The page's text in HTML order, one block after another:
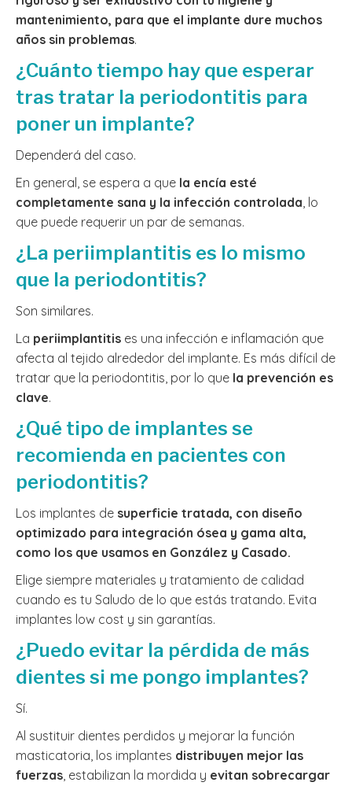
mantenimiento, para que el implante dure muchos
años sin problemas.
¿Cuánto tiempo hay que esperar
tras tratar la periodontitis para
poner un implante?
Dependerá del caso.
En general, se espera a que la encía esté
completamente sana y la infección controlada, lo
que puede requerir un par de semanas.
¿La periimplantitis es lo mismo
que la periodontitis?
Son similares.
La periimplantitis es una infección e inflamación que
afecta al tejido alrededor del implante. Es más difícil de
tratar que la periodontitis, por lo que la prevención es
clave.
¿Qué tipo de implantes se
recomienda en pacientes con
periodontitis?
Los implantes de superficie tratada, con diseño
optimizado para integración ósea y gama alta,
como los que usamos en González y Casado.
Elige siempre materiales y tratamiento de calidad
cuando es tu Saludo de lo que estás tratando. Evita
implantes low cost y sin garantías.
¿Puedo evitar la pérdida de más
dientes si me pongo implantes?
Sí.
Al sustituir dientes perdidos y mejorar la función
masticatoria, los implantes distribuyen mejor las
fuerzas, estabilizan la mordida y evitan sobrecargar